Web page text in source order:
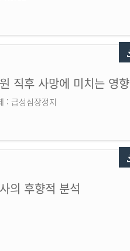
직후 사망에 미치는 영향
: 급성심장정지
의 후향적 분석